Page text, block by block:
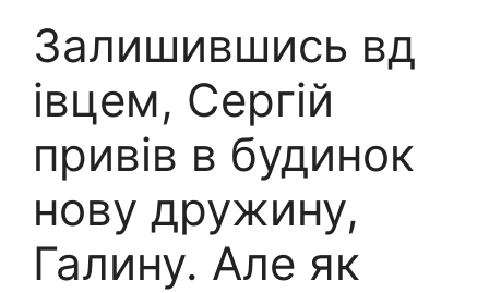
Залишившись вд
івцем, Сергій
привів в будинок
нову дружину,
Галину. Але як